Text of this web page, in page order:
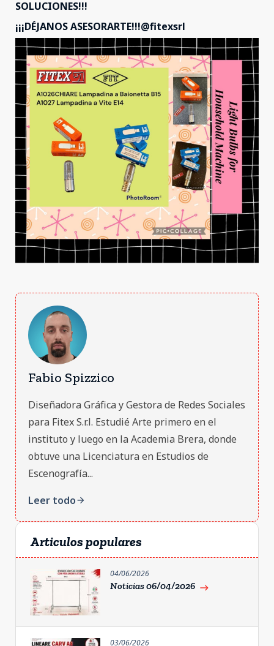
SOLUCIONES!!!
¡¡¡DÉJANOS ASESORARTE!!!@fitexsrl
Fabio Spizzico
Diseñadora Gráfica y Gestora de Redes Sociales
para Fitex S.r.l. Estudié Arte primero en el
instituto y luego en la Academia Brera, donde
obtuve una Licenciatura en Estudios de
Escenografía...
Leer todoarrow_forward
Articulos populares
04/06/2026
Noticias 06/04/2026 east
03/06/2026